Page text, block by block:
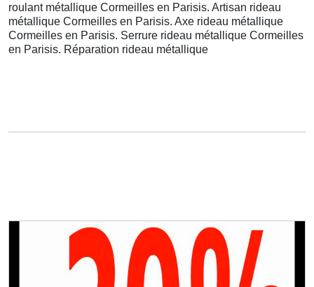
roulant métallique Cormeilles en Parisis. Artisan rideau
métallique Cormeilles en Parisis. Axe rideau métallique
Cormeilles en Parisis. Serrure rideau métallique Cormeilles
en Parisis. Réparation rideau métallique